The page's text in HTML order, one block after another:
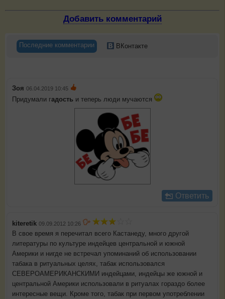
Добавить комментарий
Последние комментарии ВКонтакте
Зоя 06.04.2019 10:45
Придумали гадость и теперь люди мучаются
Ответить
kiteretik 09.09.2012 10:26
В свое время я перечитал всего Кастанеду, много другой
литературы по культуре индейцев центральной и южной
Америки и нигде не встречал упоминаний об использовании
табака в ритуальных целях, табак использовался
СЕВЕРОАМЕРИКАНСКИМИ индейцами, индейцы же южной и
центральной Америки использовали в ритуалах гораздо более
интересные вещи. Кроме того, табак при первом употреблении